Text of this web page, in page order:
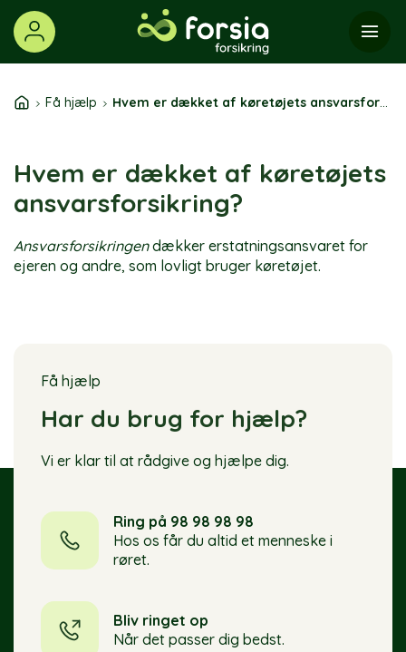
Skip
content
Få hjælp Hvem er dækket af køretøjets ansvarsforsikring?
Hvem er dækket af køretøjets
ansvarsforsikring?
Ansvarsforsikringendækker erstatningsansvaret for
ejeren og andre, som lovligt bruger køretøjet.
Få hjælp
Har du brug for hjælp?
Vi er klar til at rådgive og hjælpe dig.
Ring på 98 98 98 98
Hos os får du altid et menneske i
røret.
Bliv ringet op
Når det passer dig bedst.